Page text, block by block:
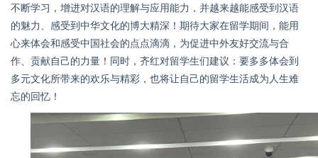
不断学习，增进对汉语的理解与应用能力，并越来越能感受到汉语
的魅力、感受到中华文化的博大精深！期待大家在留学期间，能用
心来体会和感受中国社会的点点滴滴，为促进中外友好交流与合
作、贡献自己的力量！同时，齐红对留学生们建议：要多多体会到
多元文化所带来的欢乐与精彩，也将让自己的留学生活成为人生难
忘的回忆！